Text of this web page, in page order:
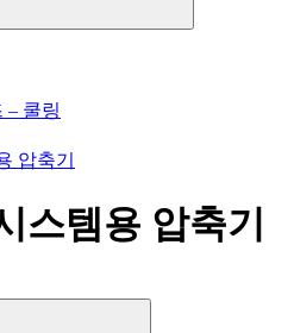
– 쿨링
압축기
스템용 압축기